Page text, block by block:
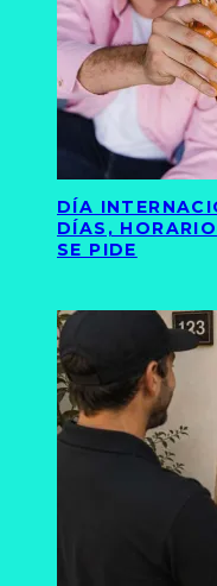
DÍA
DÍAS,
SE PIDE